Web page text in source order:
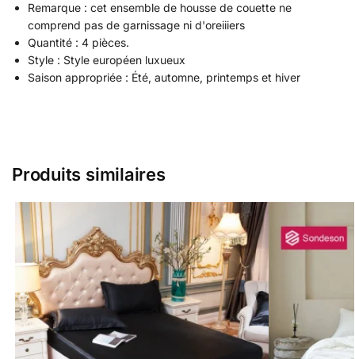
Remarque : cet ensemble de housse de couette ne
comprend pas de garnissage ni d'oreiiiers
Quantité : 4 pièces.
Style : Style européen luxueux
Saison appropriée : Été, automne, printemps et hiver
Produits similaires